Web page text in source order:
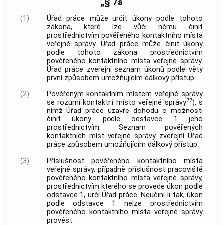
„§ 7a
(1)
Úřad práce může určit úkony podle tohoto
zákona, které lze vůči němu činit
prostřednictvím pověřeného kontaktního místa
veřejné správy. Úřad práce může činit úkony
podle tohoto zákona prostřednictvím
pověřeného kontaktního místa veřejné správy.
Úřad práce zveřejní seznam úkonů podle věty
první způsobem umožňujícím dálkový přístup.
(2)
Pověřeným kontaktním místem veřejné správy
se rozumí kontaktní místo veřejné správy77), s
nímž Úřad práce uzavře dohodu o možnosti
činit úkony podle odstavce 1 jeho
prostřednictvím. Seznam pověřených
kontaktních míst veřejné správy zveřejní Úřad
práce způsobem umožňujícím dálkový přístup.
(3)
Příslušnost pověřeného kontaktního místa
veřejné správy, případně příslušnost pracoviště
pověřeného kontaktního místa veřejné správy,
prostřednictvím kterého se provede úkon podle
odstavce 1, určí Úřad práce. Neučiní-li tak, úkon
podle odstavce 1 nelze prostřednictvím
pověřeného kontaktního místa veřejné správy
provést.